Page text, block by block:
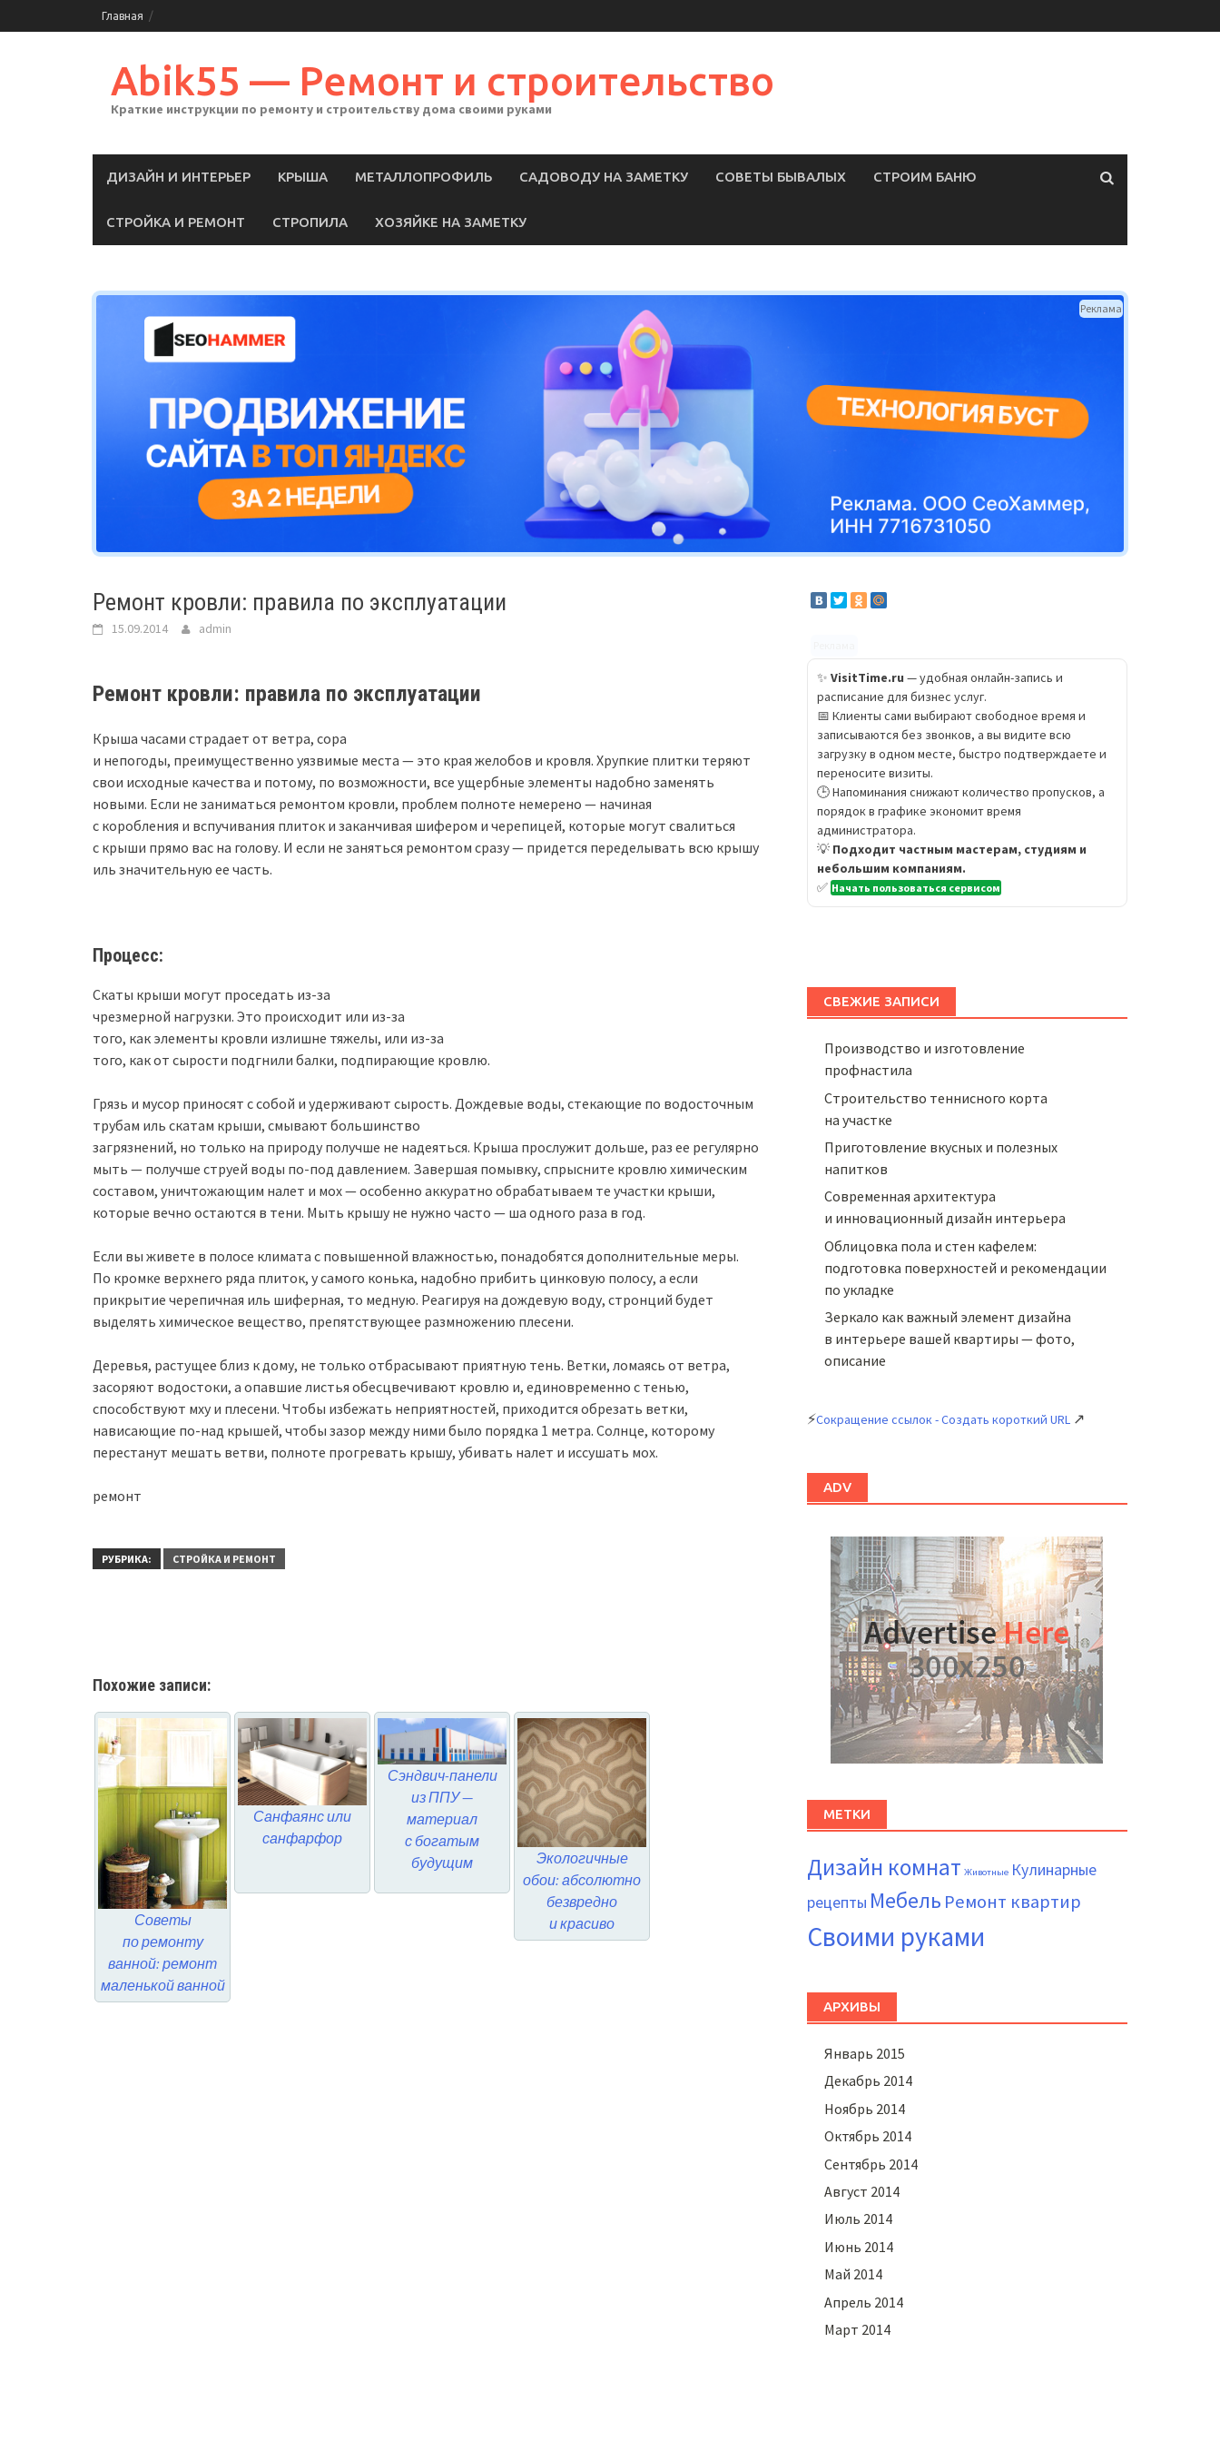
to
Главная
Abik55 — Ремонт и строительство
Краткие инструкции по ремонту и строительству дома своими руками
ДИЗАЙН И ИНТЕРЬЕР КРЫША МЕТАЛЛОПРОФИЛЬ САДОВОДУ НА ЗАМЕТКУ СОВЕТЫ БЫВАЛЫХ СТРОИМ БАНЮ
СТРОЙКА И РЕМОНТ СТРОПИЛА ХОЗЯЙКЕ НА ЗАМЕТКУ
Реклама
Ремонт кровли: правила по эксплуатации
15.09.2014 admin
Ремонт кровли: правила по эксплуатации
Крыша часами страдает от ветра, сора
и непогоды, преимущественно уязвимые места — это края желобов и кровля. Хрупкие плитки теряют
свои исходные качества и потому, по возможности, все ущербные элементы надобно заменять
новыми. Если не заниматься ремонтом кровли, проблем полноте немерено — начиная
с коробления и вспучивания плиток и заканчивая шифером и черепицей, которые могут свалиться
с крыши прямо вас на голову. И если не заняться ремонтом сразу — придется переделывать всю крышу
иль значительную ее часть.
Процесс:
Скаты крыши могут проседать из-за
чрезмерной нагрузки. Это происходит или из-за
того, как элементы кровли излишне тяжелы, или из-за
того, как от сырости подгнили балки, подпирающие кровлю.
Грязь и мусор приносят с собой и удерживают сырость. Дождевые воды, стекающие по водосточным
трубам иль скатам крыши, смывают большинство
загрязнений, но только на природу получше не надеяться. Крыша прослужит дольше, раз ее регулярно
мыть — получше струей воды по-под давлением. Завершая помывку, спрысните кровлю химическим
составом, уничтожающим налет и мох — особенно аккуратно обрабатываем те участки крыши,
которые вечно остаются в тени. Мыть крышу не нужно часто — ша одного раза в год.
Если вы живете в полосе климата с повышенной влажностью, понадобятся дополнительные меры.
По кромке верхнего ряда плиток, у самого конька, надобно прибить цинковую полосу, а если
прикрытие черепичная иль шиферная, то медную. Реагируя на дождевую воду, стронций будет
выделять химическое вещество, препятствующее размножению плесени.
Деревья, растущее близ к дому, не только отбрасывают приятную тень. Ветки, ломаясь от ветра,
засоряют водостоки, а опавшие листья обесцвечивают кровлю и, единовременно с тенью,
способствуют мху и плесени. Чтобы избежать неприятностей, приходится обрезать ветки,
нависающие по-над крышей, чтобы зазор между ними было порядка 1 метра. Солнце, которому
перестанут мешать ветви, полноте прогревать крышу, убивать налет и иссушать мох.
ремонт
РУБРИКА: СТРОЙКА И РЕМОНТ
Похожие записи:
Советы
по ремонту
ванной: ремонт
маленькой ванной
Санфаянс или
санфарфор
Сэндвич-панели
из ППУ —
материал
с богатым
будущим
Экологичные
обои: абсолютно
безвредно
и красиво
✨ VisitTime.ru — удобная онлайн-запись и
расписание для бизнес услуг.
📅 Клиенты сами выбирают свободное время и
записываются без звонков, а вы видите всю
загрузку в одном месте, быстро подтверждаете и
переносите визиты.
🕒 Напоминания снижают количество пропусков, а
порядок в графике экономит время
администратора.
💡 Подходит частным мастерам, студиям и
небольшим компаниям.
✅ Начать пользоваться сервисом
СВЕЖИЕ ЗАПИСИ
Производство и изготовление
профнастила
Строительство теннисного корта
на участке
Приготовление вкусных и полезных
напитков
Cовременная архитектура
и инновационный дизайн интерьера
Облицовка пола и стен кафелем:
подготовка поверхностей и рекомендации
по укладке
Зеркало как важный элемент дизайна
в интерьере вашей квартиры — фото,
описание
⚡Сокращение ссылок - Создать короткий URL↗
ADV
МЕТКИ
Дизайн комнат Животные Кулинарные
рецепты Мебель Ремонт квартир
Своими руками
АРХИВЫ
Январь 2015
Декабрь 2014
Ноябрь 2014
Октябрь 2014
Сентябрь 2014
Август 2014
Июль 2014
Июнь 2014
Май 2014
Апрель 2014
Март 2014